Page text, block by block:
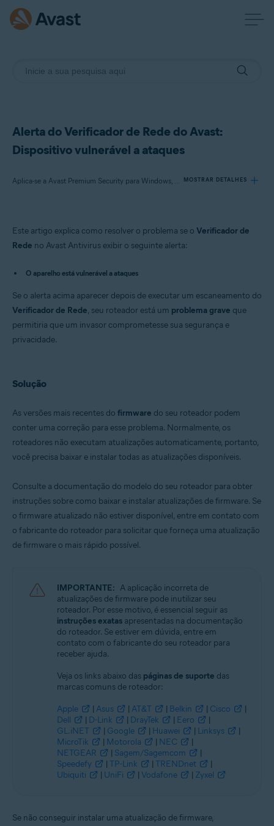
Alerta do Verificador de Rede do Avast:
Dispositivo vulnerável a ataques
Aplica-se a Avast Premium Security para Windows, Avast Free Antivirus para Windows, Avast Premium Security para Mac, Avast Security para Mac, Avast Mobile Security Premium para Android MOSTRAR DETALHES
Produtos:
Avast Premium Security 22.x para Windows
Avast Security 15.x para Mac
Sistemas operacionais:
Microsoft Windows 11 Home / Pro / Enterprise / Education
Microsoft Windows 10 Home / Pro / Enterprise / Education - 32 / 64-bit
Premium/Professional/Enterprise/Ultimate - Service Pack 1 com
Apple macOS 11.x (Big Sur)
Apple macOS 10.15.x (Catalina)
Apple macOS 10.14.x (Mojave)
Apple macOS 10.12.x (Sierra)
Google Android 6.0 (Marshmallow, API 23) ou posterior
Este artigo explica como resolver o problema se o Verificador de
Rede no Avast Antivirus exibir o seguinte alerta:
O aparelho está vulnerável a ataques
Se o alerta acima aparecer depois de executar um escaneamento do
Verificador de Rede, seu roteador está um problema grave que
permitiria que um invasor comprometesse sua segurança e
privacidade.
Solução
As versões mais recentes do firmware do seu roteador podem
conter uma correção para esse problema. Normalmente, os
roteadores não executam atualizações automaticamente, portanto,
você precisa baixar e instalar todas as atualizações disponíveis.
Consulte a documentação do modelo do seu roteador para obter
instruções sobre como baixar e instalar atualizações de firmware. Se
o firmware atualizado não estiver disponível, entre em contato com
o fabricante do roteador para solicitar que forneça uma atualização
de firmware o mais rápido possível.
IMPORTANTE: A aplicação incorreta de
atualizações de firmware pode inutilizar seu
roteador. Por esse motivo, é essencial seguir as
instruções exatas apresentadas na documentação
do roteador. Se estiver em dúvida, entre em
contato com o fabricante do seu roteador para
receber ajuda.
Veja os links abaixo das páginas de suporte das
marcas comuns de roteador:
Apple | Asus | AT&T | Belkin | Cisco
|
Dell
| D-Link | DrayTek | Eero
|
GL.iNET
| Google | Huawei | Linksys
|
MicroTik
| Motorola | NEC
|
NETGEAR
| Sagem/Sagemcom
|
Speedefy
| TP-Link | TRENDnet
|
Ubiquiti
| UniFi | Vodafone | Zyxel
Se não conseguir instalar uma atualização de firmware,